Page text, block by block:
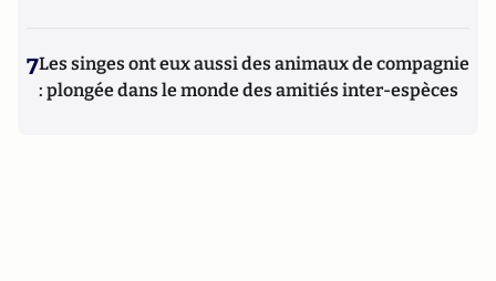
7Les singes ont eux aussi des animaux de compagnie
: plongée dans le monde des amitiés inter-espèces